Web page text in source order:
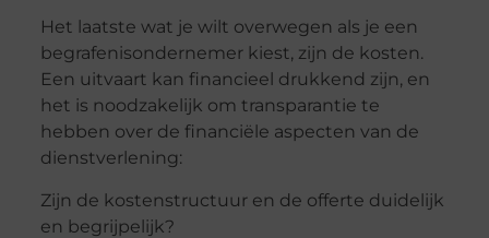
Het laatste wat je wilt overwegen als je een
begrafenisondernemer kiest, zijn de kosten.
Een uitvaart kan financieel drukkend zijn, en
het is noodzakelijk om transparantie te
hebben over de financiële aspecten van de
dienstverlening:
Zijn de kostenstructuur en de offerte duidelijk
en begrijpelijk?